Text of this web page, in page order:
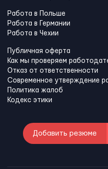
Работа в Польше
Работа в Германии
Работа в Чехии
Публичная оферта
Как мы проверяем
Отказ от ответственности
Современное утверждение
Политика жалоб
Кодекс этики
Добавить резюме